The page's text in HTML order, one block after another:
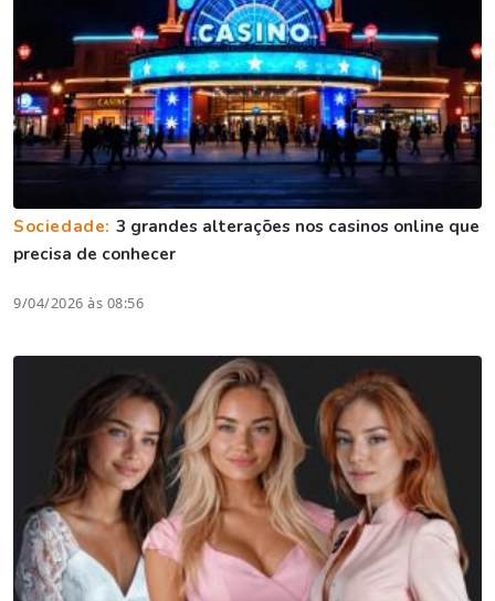
Sociedade: 3 grandes alterações nos casinos online que
precisa de conhecer
9/04/2026 às 08:56